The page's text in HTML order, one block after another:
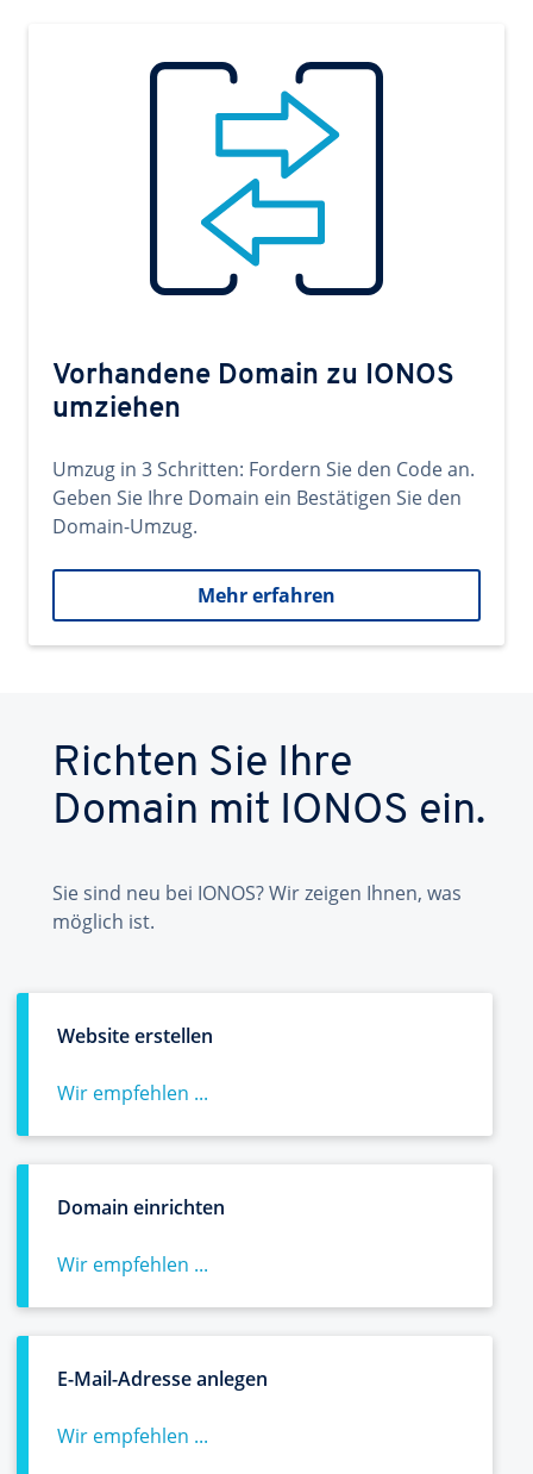
Vorhandene Domain zu IONOS
umziehen
Umzug in 3 Schritten: Fordern Sie den Code an.
Geben Sie Ihre Domain ein Bestätigen Sie den
Domain-Umzug.
Mehr erfahren
Richten Sie Ihre
Domain mit IONOS ein.
Sie sind neu bei IONOS? Wir zeigen Ihnen, was
möglich ist.
Website erstellen
Wir empfehlen ...
Domain einrichten
Wir empfehlen ...
E-Mail-Adresse anlegen
Wir empfehlen ...